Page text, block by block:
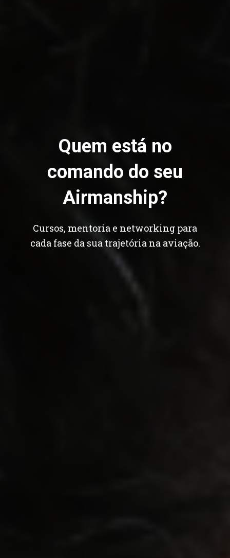
Quem está no
comando do seu
Airmanship?
Cursos, mentoria e networking para
cada fase da sua trajetória na aviação.